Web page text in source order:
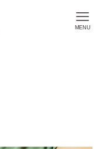
MENU